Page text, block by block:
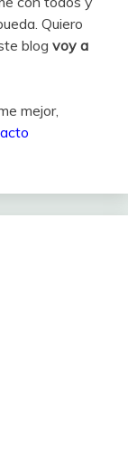
Quiero
blog voy a
mejor,